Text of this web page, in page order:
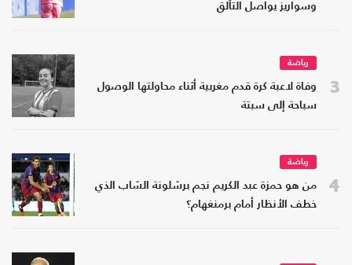
وسواريز يواصل التألق
3
رياضة
وفاة لاعبة كرة قدم مغربية أثناء محاولتها الوصول
سباحة إلى سبتة
4
رياضة
من هو حمزة عبد الكريم نجم برشلونة الشاب الذي
خطف الأنظار أمام برمنغهام؟